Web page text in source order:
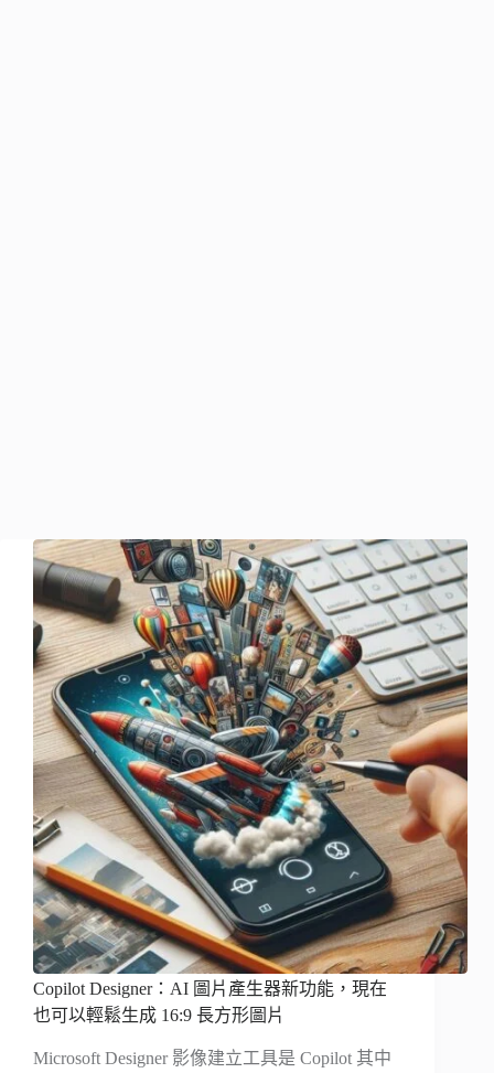
Copilot Designer：AI 圖片產生器新功能，現在
也可以輕鬆生成 16:9 長方形圖片
Microsoft Designer 影像建立工具是 Copilot 其中